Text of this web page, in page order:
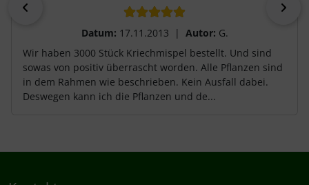
Datum: 17.11.2013 | Autor: G.
Wir haben 3000 Stück Kriechmispel bestellt. Und sind
sowas von positiv überrascht worden. Alle Pflanzen sind
in dem Rahmen wie beschrieben. Kein Ausfall dabei.
Deswegen kann ich die Pflanzen und de...